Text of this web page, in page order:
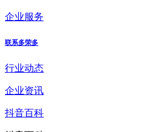
企业服务
联系多荣多
行业动态
企业资讯
抖音百科